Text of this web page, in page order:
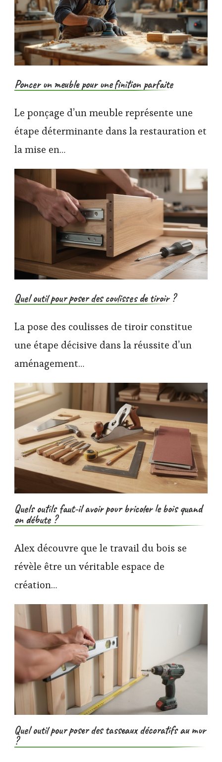
Poncer un meuble pour une finition parfaite
Le ponçage d’un meuble représente une
étape déterminante dans la restauration et
la mise en…
Quel outil pour poser des coulisses de tiroir ?
La pose des coulisses de tiroir constitue
une étape décisive dans la réussite d’un
aménagement…
Quels outils faut-il avoir pour bricoler le bois quand
on débute ?
Alex découvre que le travail du bois se
révèle être un véritable espace de
création…
Quel outil pour poser des tasseaux décoratifs au mur
?